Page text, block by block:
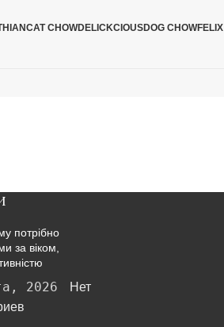
CAT CHOWDELICKCIOUSDOG CHOWFELIX
потрібно
за віком,
2026
Нет